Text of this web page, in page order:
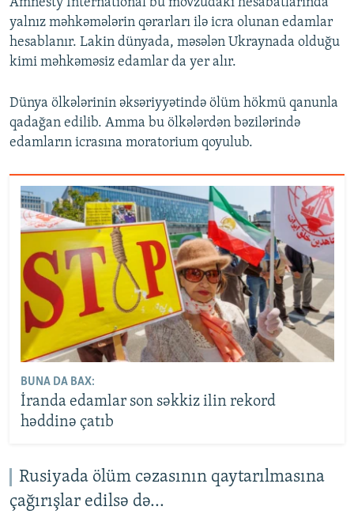
yalnız məhkəmələrin qərarları ilə icra olunan edamlar
hesablanır. Lakin dünyada, məsələn Ukraynada olduğu
kimi məhkəməsiz edamlar da yer alır.
Dünya ölkələrinin əksəriyyətində ölüm hökmü qanunla
qadağan edilib. Amma bu ölkələrdən bəzilərində
edamların icrasına moratorium qoyulub.
BUNA DA BAX:
İranda edamlar son səkkiz ilin rekord
həddinə çatıb
Rusiyada ölüm cəzasının qaytarılmasına
çağırışlar edilsə də...